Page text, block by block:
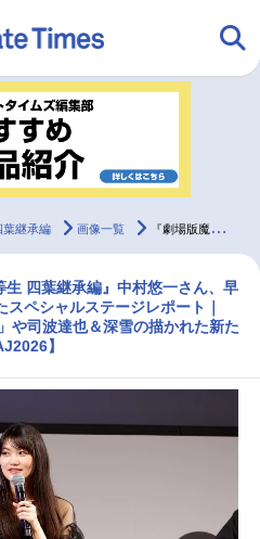
アニメ
グッズ
音楽 コスプレ
実写化映画一覧
葉継承編 画像一覧 『劇場版魔法科 四葉継承編』SPステージレポート【AJ2026】
生 四葉継承編』中村悠一さん、早
ペシャルステージレポート｜
や司波達也＆深雪の描かれた新た
】